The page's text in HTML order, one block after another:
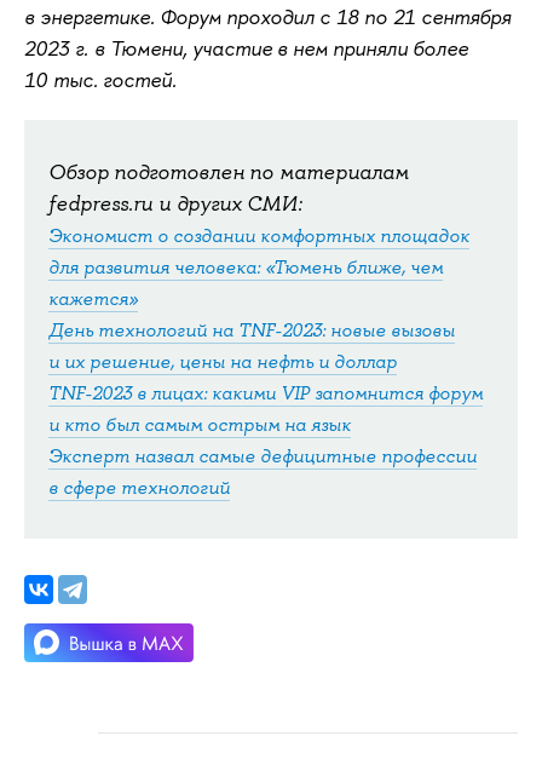
в энергетике. Форум проходил с 18 по 21 сентября
2023 г. в Тюмени, участие в нем приняли более
10 тыс. гостей.
Обзор подготовлен по материалам
fedpress.ru и других СМИ:
Экономист о создании комфортных площадок
для развития человека: «Тюмень ближе, чем
кажется»
День технологий на TNF-2023: новые вызовы
и их решение, цены на нефть и доллар
TNF-2023 в лицах: какими VIP запомнится форум
и кто был самым острым на язык
Эксперт назвал самые дефицитные профессии
в сфере технологий